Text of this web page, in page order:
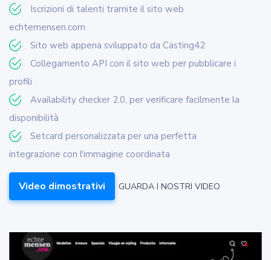
Iscrizioni di talenti tramite il sito web
echtemensen.com
Sito web appena sviluppato da Casting42
Collegamento API con il sito web per pubblicare i
profili
Availability checker 2.0, per verificare facilmente la
disponibilità
Setcard personalizzata per una perfetta
integrazione con l'immagine coordinata
Video dimostrativi GUARDA I NOSTRI VIDEO